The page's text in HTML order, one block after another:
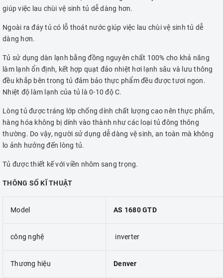
giúp việc lau chùi vệ sinh tủ dễ dàng hơn.
Ngoài ra đáy tủ có lỗ thoát nước giúp việc lau chùi vệ sinh tủ dễ
dàng hơn.
Tủ sử dụng dàn lạnh bằng đồng nguyên chất 100% cho khả năng
làm lạnh ổn định, kết hợp quạt đảo nhiệt hơi lạnh sâu và lưu thông
đều khắp bên trong tủ đảm bảo thực phẩm đều được tươi ngon.
Nhiệt độ làm lạnh của tủ là 0-10 độ C.
Lòng tủ được tráng lớp chống dính chất lượng cao nên thực phẩm,
hàng hóa không bị dính vào thành như các loại tủ đông thông
thường. Do vậy, người sử dụng dễ dàng vệ sinh, an toàn mà không
lo ảnh hưởng đến lòng tủ.
Tủ được thiết kế với viền nhôm sang trọng.
THÔNG SỐ KĨ THUẬT
Model AS 1680 GTD
công nghệ inverter
Thương hiệu Denver